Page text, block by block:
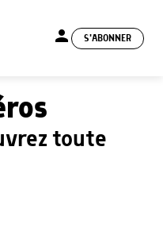
person S'ABONNER
toute